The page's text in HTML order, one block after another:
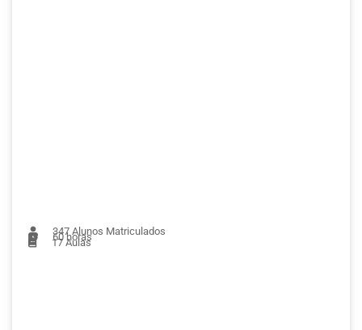
347 Alunos Matriculados
60 horas
17Aulas